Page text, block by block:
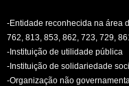
-Entidade reconhecida na área
762, 813, 853, 862, 723, 729,
-Instituição de utilidade pública
-Instituição de solidariedade
-Organização não